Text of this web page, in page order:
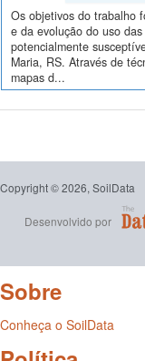
Os objetivos do trabalho
e da evolução do uso
potencialmente
Maria, RS. Através de
mapas d...
Copyright © 2026, SoilData
Desenvolvido por
Sobre
Conheça o SoilData